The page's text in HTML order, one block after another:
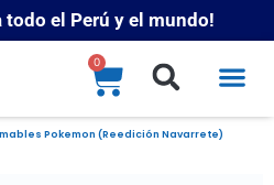
todo el Perú y el mundo!
0
Pokemon (Reedición Navarrete)